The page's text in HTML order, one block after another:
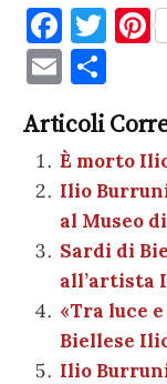
F
a
c
e
b
o
o
k
T
te
r t
E
m
ai
l
n
di
vi
di
Articoli
È morto
Ilio
al Museo
Sardi di
all’artista
«Tra luce
Biellese
Ilio